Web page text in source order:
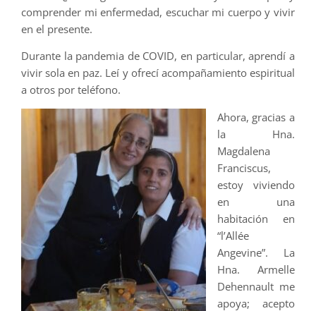
comprender mi enfermedad, escuchar mi cuerpo y vivir
en el presente.
Durante la pandemia de COVID, en particular, aprendí a
vivir sola en paz. Leí y ofrecí acompañamiento espiritual
a otros por teléfono.
Ahora, gracias a
la Hna.
Magdalena
Franciscus,
estoy viviendo
en una
habitación en
“l’Allée
Angevine”. La
Hna. Armelle
Dehennault me
apoya; acepto